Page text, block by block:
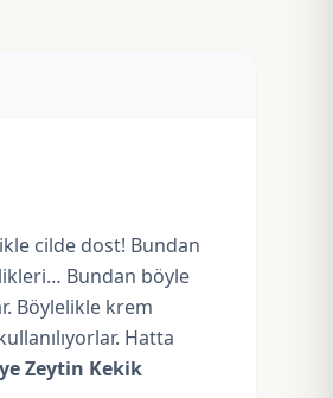
cilde dost! Bundan
Bundan böyle
Böylelikle krem
Hatta
Zeytin Kekik